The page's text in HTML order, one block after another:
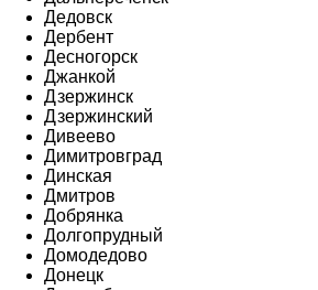
Дедовск
Дербент
Десногорск
Джанкой
Дзержинск
Дзержинский
Дивеево
Димитровград
Динская
Дмитров
Добрянка
Долгопрудный
Домодедово
Донецк